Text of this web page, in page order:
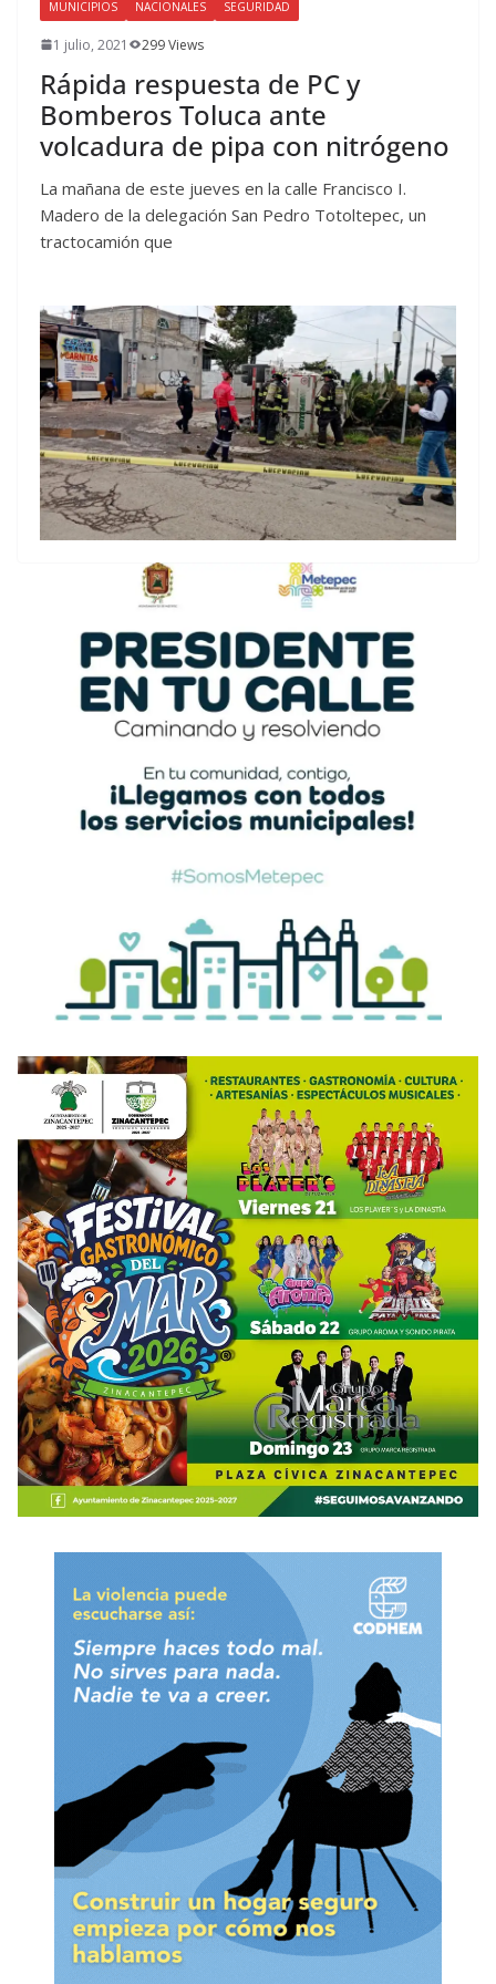
MUNICIPIOS NACIONALES SEGURIDAD
1 julio, 2021 299 Views
Rápida respuesta de PC y
Bomberos Toluca ante
volcadura de pipa con nitrógeno
La mañana de este jueves en la calle Francisco I.
Madero de la delegación San Pedro Totoltepec, un
tractocamión que